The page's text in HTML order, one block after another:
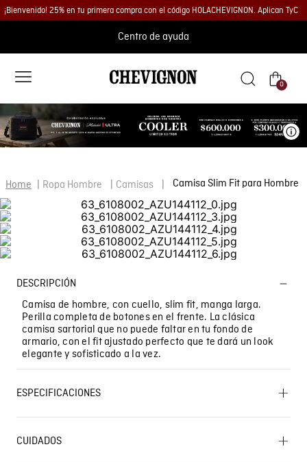
¡Bienvenido! 25% en tu primera compra con el código HOLACHEVIGNON. Aplican TyC
Centro de ayuda
0
Ropa Hombre Camisas Camisa Slim Fit para Hombre
DESCRIPCIÓN
Camisa de hombre, con cuello, slim fit, manga larga.
Perilla completa de botones en el frente. La clásica
camisa sartorial que no puede faltar en tu fondo de
armario, con el fit ajustado perfecto que te dará un look
elegante y sofisticado a la vez.
ESPECIFICACIONES
la base de 110 ºC, sin vapor. Planchar con vapor puede
causar daño irreversible. OTROS: Lavar por el revés.
CUIDADOS